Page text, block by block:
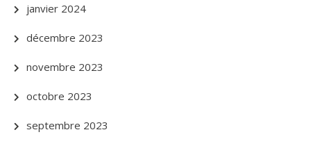
janvier 2024
décembre 2023
novembre 2023
octobre 2023
septembre 2023